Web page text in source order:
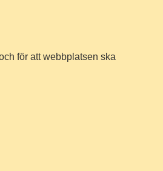
för att webbplatsen ska